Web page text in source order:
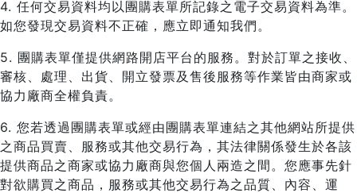
4. 任何交易資料均以團購表單所記錄之電子交易資料為準。
如您發現交易資料不正確，應立即通知我們。
5. 團購表單僅提供網路開店平台的服務。對於訂單之接收、
審核、處理、出貨、開立發票及售後服務等作業皆由商家或
協力廠商全權負責。
6. 您若透過團購表單或經由團購表單連結之其他網站所提供
之商品買賣、服務或其他交易行為，其法律關係發生於各該
提供商品之商家或協力廠商與您個人兩造之間。您應事先針
對欲購買之商品，服務或其他交易行為之品質、內容、運